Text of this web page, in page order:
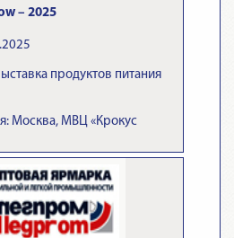
– 2025
продуктов питания
Москва, МВЦ «Крокус